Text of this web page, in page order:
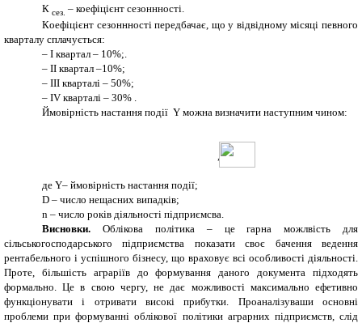
К сез.– коефіцієнт сезоннності.
Коефіцієнт сезоннності передбачає, що у відвідному місяці певного
кварталу сплачується:
– I квартал – 10%;.
– ІI квартал –10%;
– III кварталі – 50%;
– IV кварталі – 30% .
Ймовірність настання події Y можна визначити наступним чином:
де Y– ймовірність настання події;
D – число нещасних випадків;
n – число років діяльності підприємсва.
Висновки.Облікова політика – це гарна можлвість для
сільськогосподарського підприємства показати своє бачення ведення
рентабельного і успішного бізнесу, що враховує всі особливості діяльності.
Проте, більшість аграріїв до формування даного документа підходять
формально. Це в свою чергу, не дає можливості максимально ефетивно
функціонувати і отривати високі прибутки. Проаналізуваши основні
проблеми при формуванні облікової політики аграрних підприємств, слід